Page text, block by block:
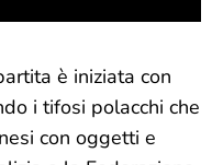
è iniziata con
i tifosi polacchi che
con oggetti e